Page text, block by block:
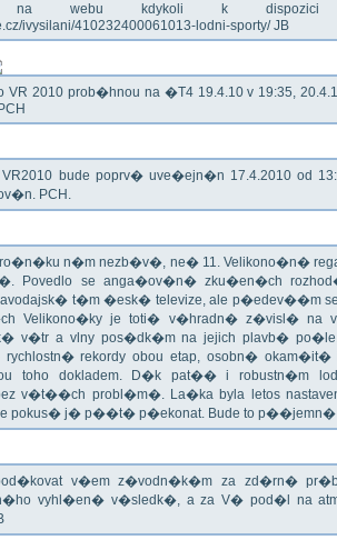
na webu kdykoli k dispozici
ivysilani/410232400061013-lodni-sporty/ JB
2010 prob�hnou na �T4 19.4.10 v 19:35,
bude poprv� uve�ejn�n 17.4.2010 od
PCH.
n�m nezb�v�, ne� 11. Velikono�n�
Povedlo se anga�ov�n� zku�en�ch
t�m �esk� televize, ale p�edev��m
Velikono�ky je toti� v�hradn� z�visl� na
v�tr a vlny pos�dk�m na jejich plavb� po�le.
rychlostn� rekordy obou etap, osobn�
toho dokladem. D�k pat�� i robustn�m
v�t��ch probl�m�. La�ka byla letos
pokus� j� p��t� p�ekonat. Bude to p��jemn�
v�em z�vodn�k�m za zd�rn�
vyhl�en� v�sledk�, a za V� pod�l na